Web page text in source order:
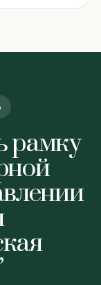
рамку